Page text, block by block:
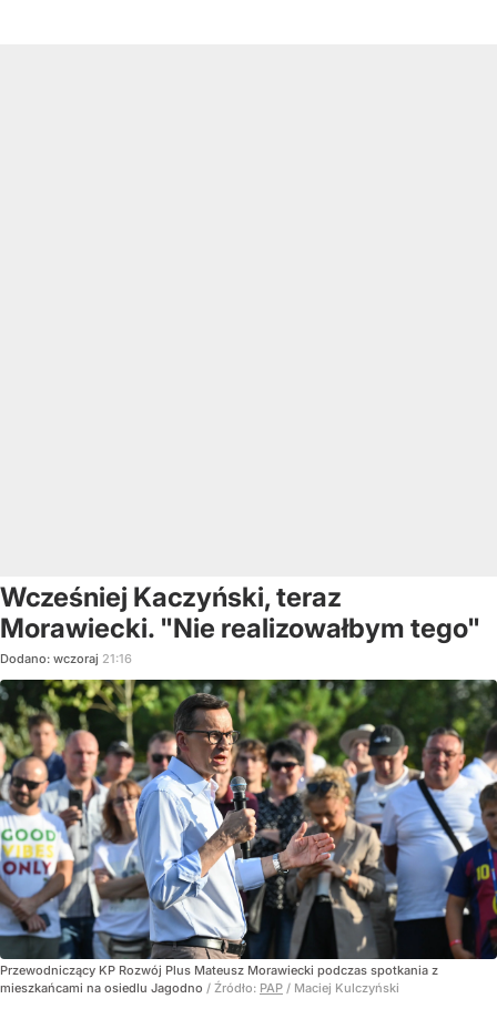
Wcześniej Kaczyński, teraz
Morawiecki. "Nie realizowałbym tego"
Dodano: wczoraj 21:16
Przewodniczący KP Rozwój Plus Mateusz Morawiecki podczas spotkania z
mieszkańcami na osiedlu Jagodno / Źródło: PAP / Maciej Kulczyński